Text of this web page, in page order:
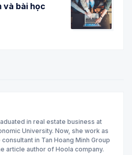
và bài học
in real estate business at
University. Now, she work as
in Tan Hoang Minh Group
article author of Hoola company.